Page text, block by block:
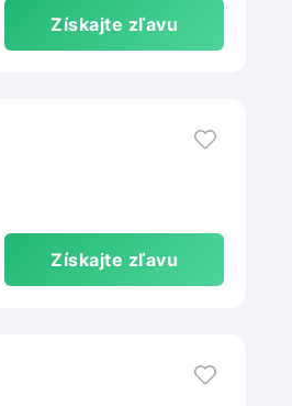
Získajte zľavu
Získajte zľavu